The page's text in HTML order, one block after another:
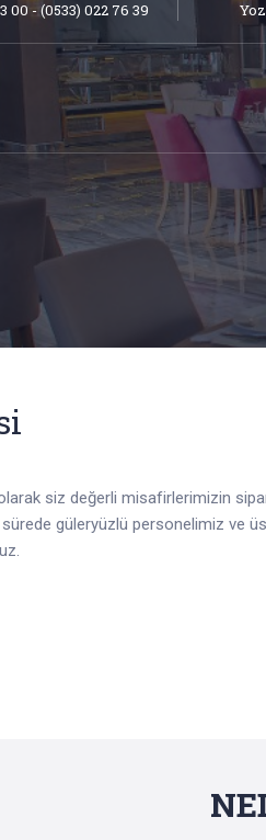
00 - (0533) 022 76 39
siz değerli misafirlerimizin
sürede güleryüzlü personelimiz ve